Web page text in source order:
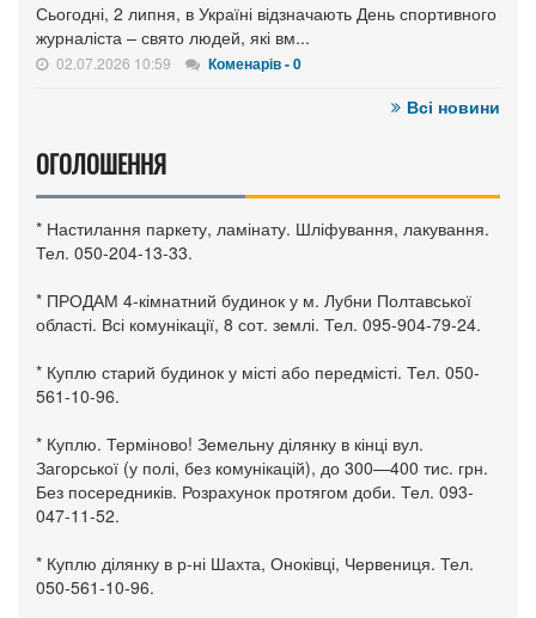
Сьогодні, 2 липня, в Україні відзначають День спортивного
журналіста – свято людей, які вм...
02.07.2026 10:59 Коменарів - 0
Всі новини
ОГОЛОШЕННЯ
* Настилання паркету, ламінату. Шліфування, лакування.
Тел. 050-204-13-33.
* ПРОДАМ 4-кімнатний будинок у м. Лубни Полтавської
області. Всі комунікації, 8 сот. землі. Тел. 095-904-79-24.
* Куплю старий будинок у місті або передмісті. Тел. 050-
561-10-96.
* Куплю. Терміново! Земельну ділянку в кінці вул.
Загорської (у полі, без комунікацій), до 300—400 тис. грн.
Без посередників. Розрахунок протягом доби. Тел. 093-
047-11-52.
* Куплю ділянку в р-ні Шахта, Оноківці, Червениця. Тел.
050-561-10-96.